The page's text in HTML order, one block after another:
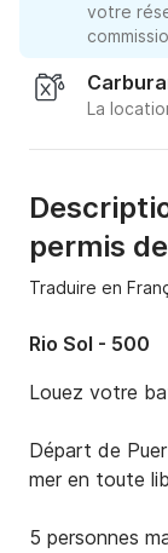
votre
La
permis
Traduire en
Rio Sol - 500
Louez votre
Départ de
mer en toute
5 personnes